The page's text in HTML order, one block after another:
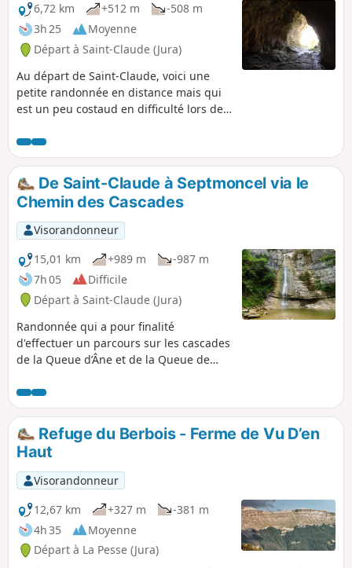
6,72 km
+512 m
-508 m
3h 25
Moyenne
Départ à Saint-Claude (Jura)
Au départ de Saint-Claude, voici une
petite randonnée en distance mais qui
est un peu costaud en difficulté lors de
sont recommandés en cas de terrain
humide.
De Saint-Claude à Septmoncel via le
Chemin des Cascades
Visorandonneur
15,01 km
+989 m
-987 m
7h 05
Difficile
Départ à Saint-Claude (Jura)
Randonnée qui a pour finalité
d'effectuer un parcours sur les cascades
de la Queue d’Âne et de la Queue de
d'altitude jusqu'aux environs de
Septmoncel et le tout via une bonne
boucle un peu physique par
moment,Attention certains tronçons
peuvent être délicats par terrain
humide et en particulier celui entre (9)
et (10) qui est plutôt raide.
Refuge du Berbois - Ferme de Vu D’en
Haut
Visorandonneur
12,67 km
+327 m
-381 m
4h 35
Moyenne
Départ à La Pesse (Jura)